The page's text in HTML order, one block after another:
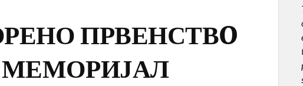
ПРВЕНСТВO